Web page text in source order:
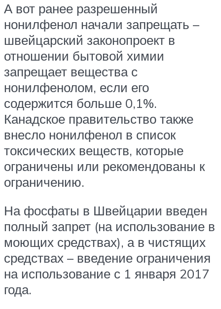
А вот ранее разрешенный
нонилфенол начали запрещать –
швейцарский законопроект в
отношении бытовой химии
запрещает вещества с
нонилфенолом, если его
содержится больше 0,1%.
Канадское правительство также
внесло нонилфенол в список
токсических веществ, которые
ограничены или рекомендованы к
ограничению.
На фосфаты в Швейцарии введен
полный запрет (на использование в
моющих средствах), а в чистящих
средствах – введение ограничения
на использование с 1 января 2017
года.